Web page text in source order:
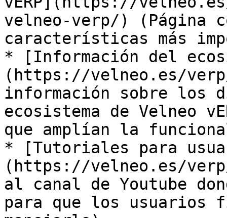
velneo-verp/) (Página
características más
* [Información del
(https://velneo.es/
información sobre los
ecosistema de Velneo
que amplían la
* [Tutoriales para
(https://velneo.es/
al canal de Youtube
para que los usuarios